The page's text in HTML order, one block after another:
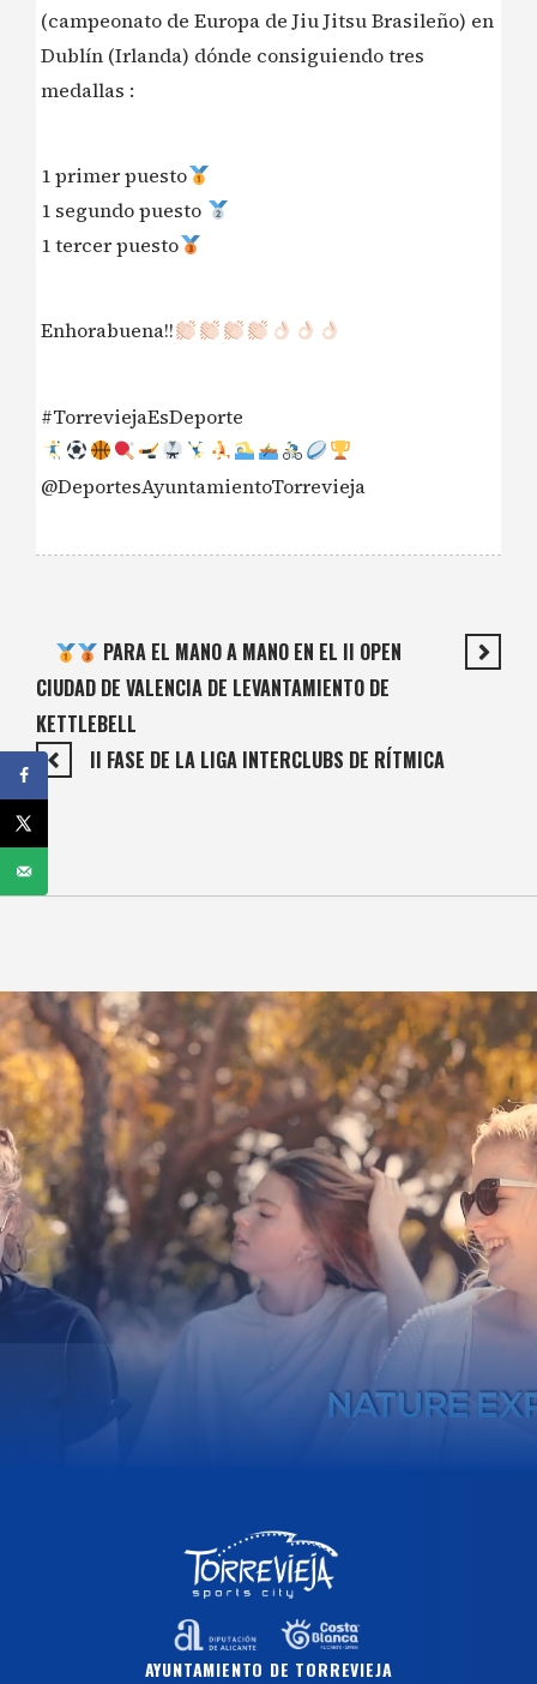
(campeonato de Europa de Jiu Jitsu Brasileño) en
Dublín (Irlanda) dónde consiguiendo tres
medallas :
1 primer puesto
1 segundo puesto
1 tercer puesto
Enhorabuena!!
#TorreviejaEsDeporte
@DeportesAyuntamientoTorrevieja
PARA EL MANO A MANO EN EL II OPEN
CIUDAD DE VALENCIA DE LEVANTAMIENTO DE
KETTLEBELL
II FASE DE LA LIGA INTERCLUBS DE RÍTMICA
AYUNTAMIENTO DE TORREVIEJA